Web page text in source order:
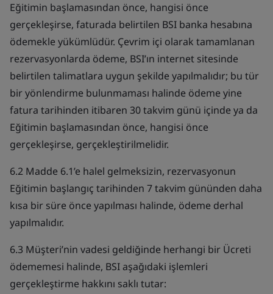
Eğitimin başlamasından önce, hangisi önce
gerçekleşirse, faturada belirtilen BSI banka hesabına
ödemekle yükümlüdür. Çevrim içi olarak tamamlanan
rezervasyonlarda ödeme, BSI’ın internet sitesinde
belirtilen talimatlara uygun şekilde yapılmalıdır; bu tür
bir yönlendirme bulunmaması halinde ödeme yine
fatura tarihinden itibaren 30 takvim günü içinde ya da
Eğitimin başlamasından önce, hangisi önce
gerçekleşirse, gerçekleştirilmelidir.
6.2 Madde 6.1’e halel gelmeksizin, rezervasyonun
Eğitimin başlangıç tarihinden 7 takvim gününden daha
kısa bir süre önce yapılması halinde, ödeme derhal
yapılmalıdır.
6.3 Müşteri’nin vadesi geldiğinde herhangi bir Ücreti
ödememesi halinde, BSI aşağıdaki işlemleri
gerçekleştirme hakkını saklı tutar: